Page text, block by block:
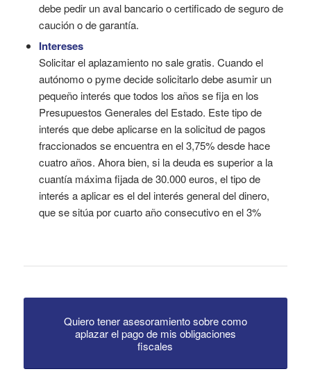
debe pedir un aval bancario o certificado de seguro de
caución o de garantía.
Intereses
Solicitar el aplazamiento no sale gratis. Cuando el
autónomo o pyme decide solicitarlo debe asumir un
pequeño interés que todos los años se fija en los
Presupuestos Generales del Estado. Este tipo de
interés que debe aplicarse en la solicitud de pagos
fraccionados se encuentra en el 3,75% desde hace
cuatro años. Ahora bien, si la deuda es superior a la
cuantía máxima fijada de 30.000 euros, el tipo de
interés a aplicar es el del interés general del dinero,
que se sitúa por cuarto año consecutivo en el 3%
Quiero tener asesoramiento sobre como
aplazar el pago de mis obligaciones
fiscales